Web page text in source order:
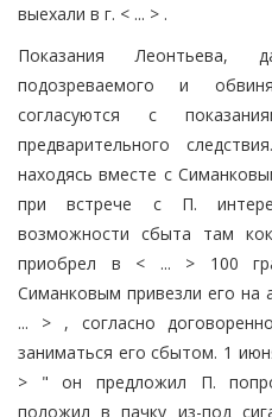
выехали в г. < ... > .
Показания
подозреваемого и
согласуются с
предварительного
находясь вместе с
при встрече с П.
возможности сбыта там
приобрел в < ... > 100
Симанковым привезли его на
... > , согласно
заниматься его сбытом. 1
> " он предложил П.
положил в пачку из-под